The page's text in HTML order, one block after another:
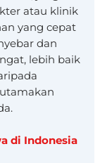
atau klinik
yang cepat
dan
lebih baik
di Indonesia